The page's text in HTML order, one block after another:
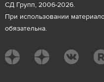
СД Групп, 2006-2026.
При использовании
обязательна.